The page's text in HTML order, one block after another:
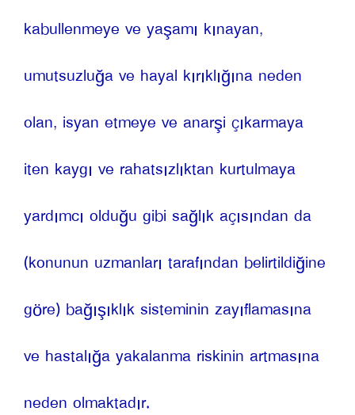
kabullenmeye ve yaşamı kınayan,
umutsuzluğa ve hayal kırıklığına neden
olan, isyan etmeye ve anarşi çıkarmaya
iten kaygı ve rahatsızlıktan kurtulmaya
yardımcı olduğu gibi sağlık açısından da
(konunun uzmanları tarafından belirtildiğine
göre) bağışıklık sisteminin zayıflamasına
ve hastalığa yakalanma riskinin artmasına
neden olmaktadır.